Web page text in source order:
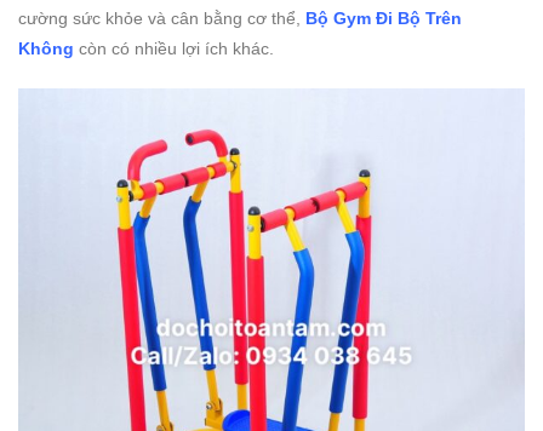
cường sức khỏe và cân bằng cơ thể, Bộ Gym Đi Bộ Trên
Không còn có nhiều lợi ích khác.